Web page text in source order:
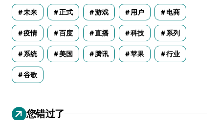
未来 正式 游戏 用户 电商
疫情 百度 直播 科技 系列
系统 美国 腾讯 苹果 行业
谷歌
您错过了